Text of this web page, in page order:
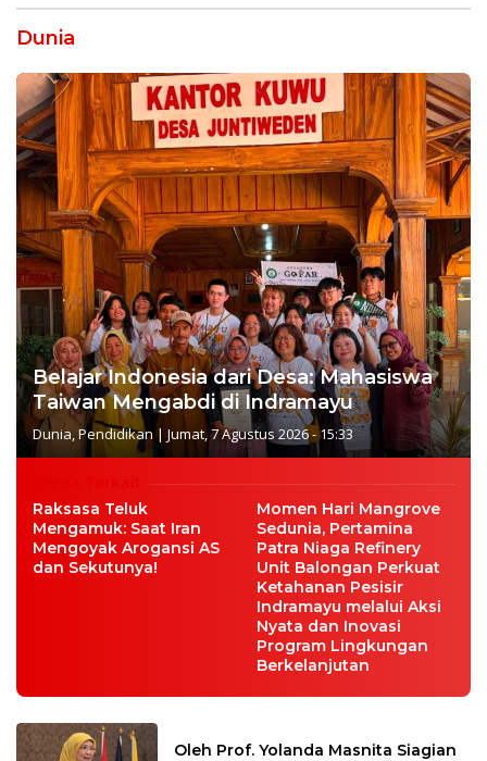
Dunia
Belajar Indonesia dari Desa: Mahasiswa
Taiwan Mengabdi di Indramayu
Dunia,Pendidikan| Jumat, 7 Agustus 2026 - 15:33
Raksasa Teluk
Mengamuk: Saat Iran
Mengoyak Arogansi AS
dan Sekutunya!
Momen Hari Mangrove
Sedunia, Pertamina
Patra Niaga Refinery
Unit Balongan Perkuat
Ketahanan Pesisir
Indramayu melalui Aksi
Nyata dan Inovasi
Program Lingkungan
Berkelanjutan
Oleh Prof. Yolanda Masnita Siagian